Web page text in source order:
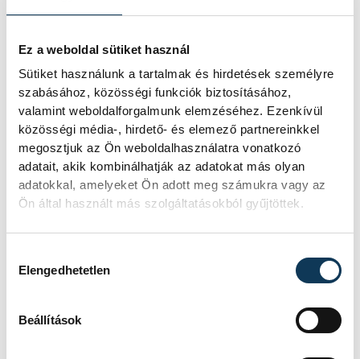
Ez a weboldal sütiket használ
Sütiket használunk a tartalmak és hirdetések személyre
szabásához, közösségi funkciók biztosításához,
valamint weboldalforgalmunk elemzéséhez. Ezenkívül
közösségi média-, hirdető- és elemező partnereinkkel
megosztjuk az Ön weboldalhasználatra vonatkozó
adatait, akik kombinálhatják az adatokat más olyan
adatokkal, amelyeket Ön adott meg számukra vagy az
Ön által használt más szolgáltatásokból gyűjtöttek.
Elengedhetetlen
Beállítások
modern Magyarországért harcolt, míg
Írásaiban mindig jelen van az éleslátás, a
humor, és az anekdoták megelevenítő
ereje, miközben szavaiból árad a mély
hazaszeretet. Nem csupán mesemondó
volt, hanem krónikás is, aki úgy bontotta ki
a történeteket, hogy azok egyszerre
legyenek tanulságosak és szórakoztatóak.
Eötvös Károly munkái nemcsak a magyar
prózairodalom kincsei, hanem a nemzeti
emlékezet és önismeret forrásai is. Az ő